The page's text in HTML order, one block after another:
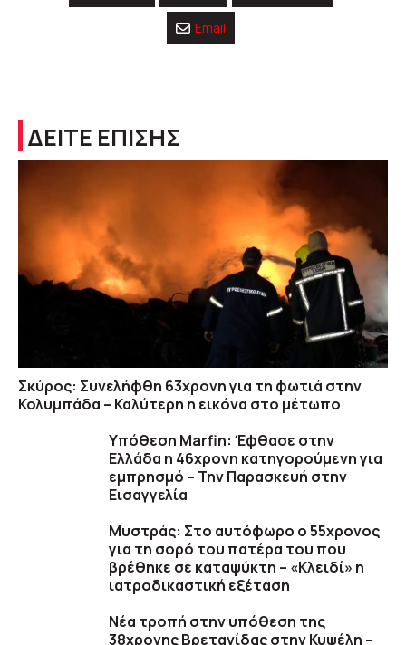
Email
ΔΕΙΤΕ ΕΠΙΣΗΣ
Σκύρος: Συνελήφθη 63χρονη για τη φωτιά στην
Κολυμπάδα – Καλύτερη η εικόνα στο μέτωπο
Υπόθεση Marfin: Έφθασε στην
Ελλάδα η 46χρονη κατηγορούμενη για
εμπρησμό – Την Παρασκευή στην
Εισαγγελία
Μυστράς: Στο αυτόφωρο ο 55χρονος
για τη σορό του πατέρα του που
βρέθηκε σε καταψύκτη – «Κλειδί» η
ιατροδικαστική εξέταση
Νέα τροπή στην υπόθεση της
38χρονης Βρετανίδας στην Κυψέλη –